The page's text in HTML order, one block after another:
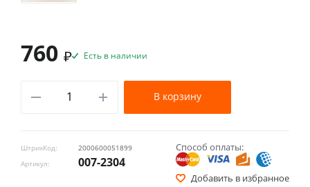
ШтрихКод:
2000600051899
Артикул:
007-2304
Способ оплаты:
Добавить в избранное
760 ₽ Есть в наличии
В корзину